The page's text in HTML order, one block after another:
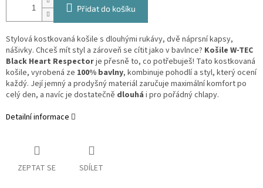
Přidat do košíku
Stylová kostkovaná košile s dlouhými rukávy, dvě náprsní kapsy,
nášivky. Chceš mít styl a zároveň se cítit jako v bavlnce? Košile W-TEC
Black Heart Respectorje přesně to, co potřebuješ! Tato kostkovaná
košile, vyrobená ze 100% bavlny, kombinuje pohodlí a styl, který ocení
každý. Její jemný a prodyšný materiál zaručuje maximální komfort po
celý den, a navíc je dostatečně dlouhá i pro pořádný chlapy.
Detailní informace
ZEPTAT SE SDÍLET